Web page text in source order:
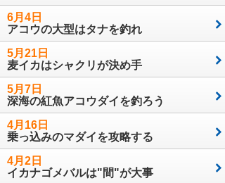
6月4日
アコウの大型はタナを釣れ
5月21日
麦イカはシャクリが決め手
5月7日
深海の紅魚アコウダイを釣ろう
4月16日
乗っ込みのマダイを攻略する
4月2日
イカナゴメバルは"間"が大事